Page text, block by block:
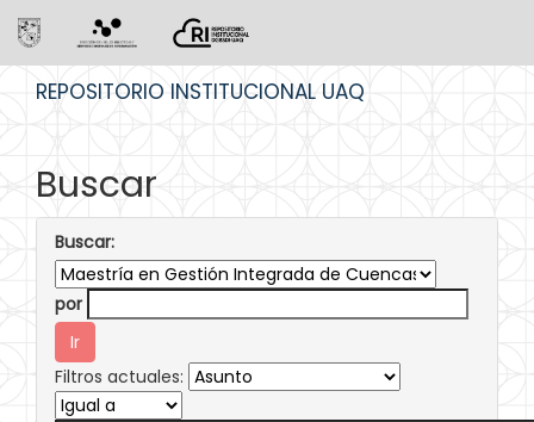
REPOSITORIO INSTITUCIONAL UAQ
Buscar
Buscar:
por
Filtros actuales: